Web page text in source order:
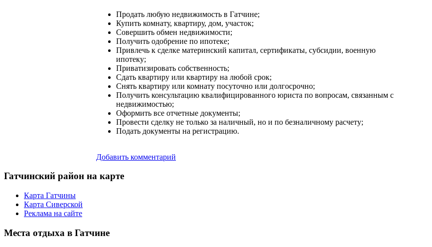
Продать любую недвижимость в Гатчине;
Купить комнату, квартиру, дом, участок;
Совершить обмен недвижимости;
Получить одобрение по ипотеке;
Привлечь к сделке материнский капитал, сертификаты, субсидии, военную
ипотеку;
Приватизировать собственность;
Сдать квартиру или квартиру на любой срок;
Снять квартиру или комнату посуточно или долгосрочно;
Получить консультацию квалифицированного юриста по вопросам, связанным с
недвижимостью;
Оформить все отчетные документы;
Провести сделку не только за наличный, но и по безналичному расчету;
Подать документы на регистрацию.
Добавить комментарий
Гатчинский район на карте
Карта Гатчины
Карта Сиверской
Реклама на сайте
Места отдыха в Гатчине